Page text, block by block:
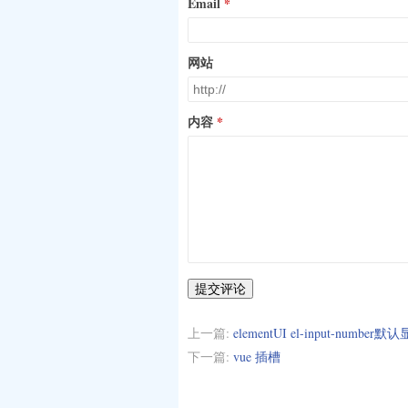
网站
内容
提交评论
上一篇: elementUI el-input-number默认
下一篇: vue 插槽